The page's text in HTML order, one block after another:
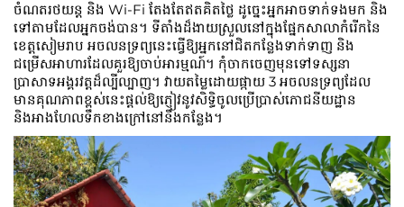
ចំណតរថយន្ត និង Wi-Fi តែងតែឥតគិតថ្លៃ ដូច្នេះអ្នកអាចទាក់ទងមក និង
ទៅតាមដែលអ្នកចង់បាន។ ទីតាំងដ៏ងាយស្រួលនៅក្នុងផ្នែកសាលាកំរើកនៃ
ខេត្តសៀមរាប អចលនទ្រព្យនេះធ្វើឱ្យអ្នកនៅជិតកន្លែងទាក់ទាញ និង
ជម្រើសអាហារដែលគួរឱ្យចាប់អារម្មណ៍។ កុំចាកចេញមុនទៅទស្សនា
ប្រាសាទអង្គរវត្តដ៏ល្បីល្បាញ។ វាយតម្លៃដោយផ្កាយ 3 អចលនទ្រព្យដែល
មានគុណភាពខ្ពស់នេះផ្តល់ឱ្យភ្ញៀវនូវសិទ្ធិចូលប្រើប្រាស់ភោជនីយដ្ឋាន
និងអាងហែលទឹកខាងក្រៅនៅនឹងកន្លែង។